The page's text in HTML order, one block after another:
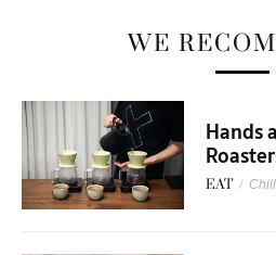
WE
Hands
EAT / Chill